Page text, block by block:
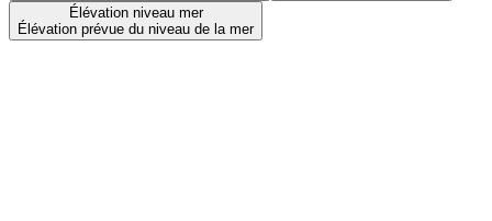
Élévation niveau mer
Élévation prévue du niveau de la mer